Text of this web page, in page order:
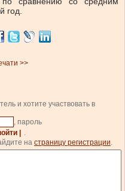
год.
>>
и хотите участвовать в
, пароль
|
.
на страницу регистрации.